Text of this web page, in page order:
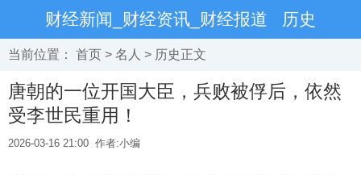
财经新闻_财经资讯_财经报道 历史
当前位置： 首页 > 名人 > 历史正文
唐朝的一位开国大臣，兵败被俘后，依然
受李世民重用！
2026-03-16 21:00 作者:小编